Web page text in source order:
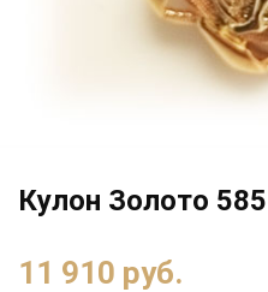
Кулон Золото 585
11 910 руб.